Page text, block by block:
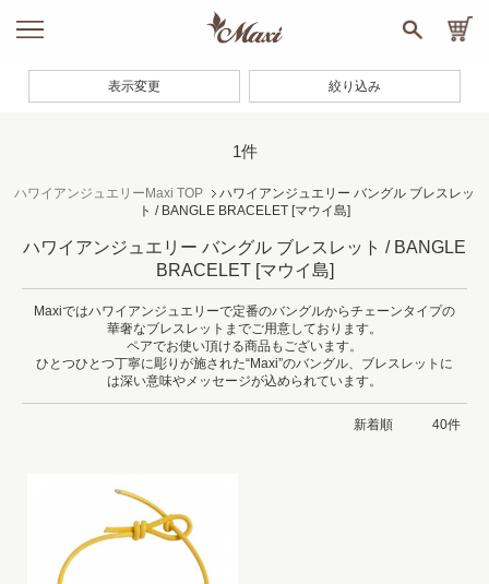
1件
ハワイアンジュエリーMaxi TOP
ハワイアンジュエリー バングル ブレスレッ
ト / BANGLE BRACELET [マウイ島]
ハワイアンジュエリー バングル ブレスレット / BANGLE
BRACELET [マウイ島]
Maxiではハワイアンジュエリーで定番のバングルからチェーンタイプの
華奢なブレスレットまでご用意しております。
ペアでお使い頂ける商品もございます。
ひとつひとつ丁寧に彫りが施された“Maxi”のバングル、ブレスレットに
は深い意味やメッセージが込められています。
表示変更 絞り込み